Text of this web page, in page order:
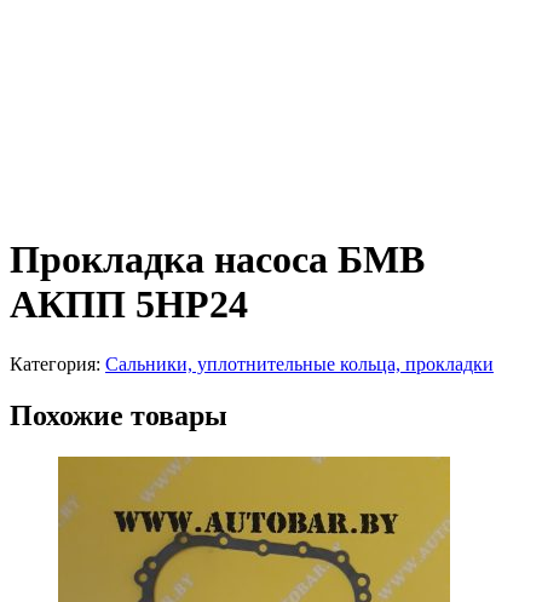
Прокладка насоса БМВ
АКПП 5HP24
Категория: Сальники, уплотнительные кольца, прокладки
Похожие товары